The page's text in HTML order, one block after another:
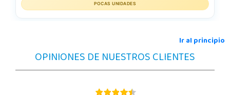
POCAS UNIDADES
Ir al principio
OPINIONES DE NUESTROS CLIENTES